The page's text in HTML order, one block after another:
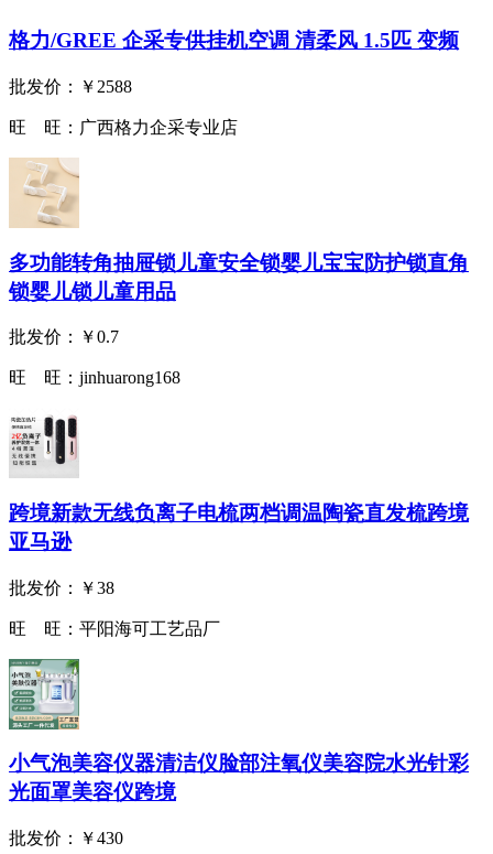
格力/GREE 企采专供挂机空调 清柔风 1.5匹 变频
批发价： ￥2588
旺 旺： 广西格力企采专业店
多功能转角抽屉锁儿童安全锁婴儿宝宝防护锁直角
锁婴儿锁儿童用品
批发价： ￥0.7
旺 旺： jinhuarong168
跨境新款无线负离子电梳两档调温陶瓷直发梳跨境
亚马逊
批发价： ￥38
旺 旺： 平阳海可工艺品厂
小气泡美容仪器清洁仪脸部注氧仪美容院水光针彩
光面罩美容仪跨境
批发价： ￥430